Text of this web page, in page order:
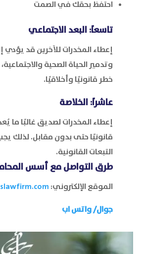
احتفظ بحقك في الصمت
تاسعاً: البعد الاجتماعي
إعطاء المخدرات للآخرين قد يؤدي
وتدمير الحياة الصحية
خطر قانونيًا وأخلاقيًا.
عاشراً: الخلاصة
إعطاء المخدرات لصديق غالبًا ما
قانونيًا حتى بدون مقابل. لذلك
التبعات القانونية.
طرق التواصل مع أسس
الموقع الإلكتروني:
جوال/واتس اب